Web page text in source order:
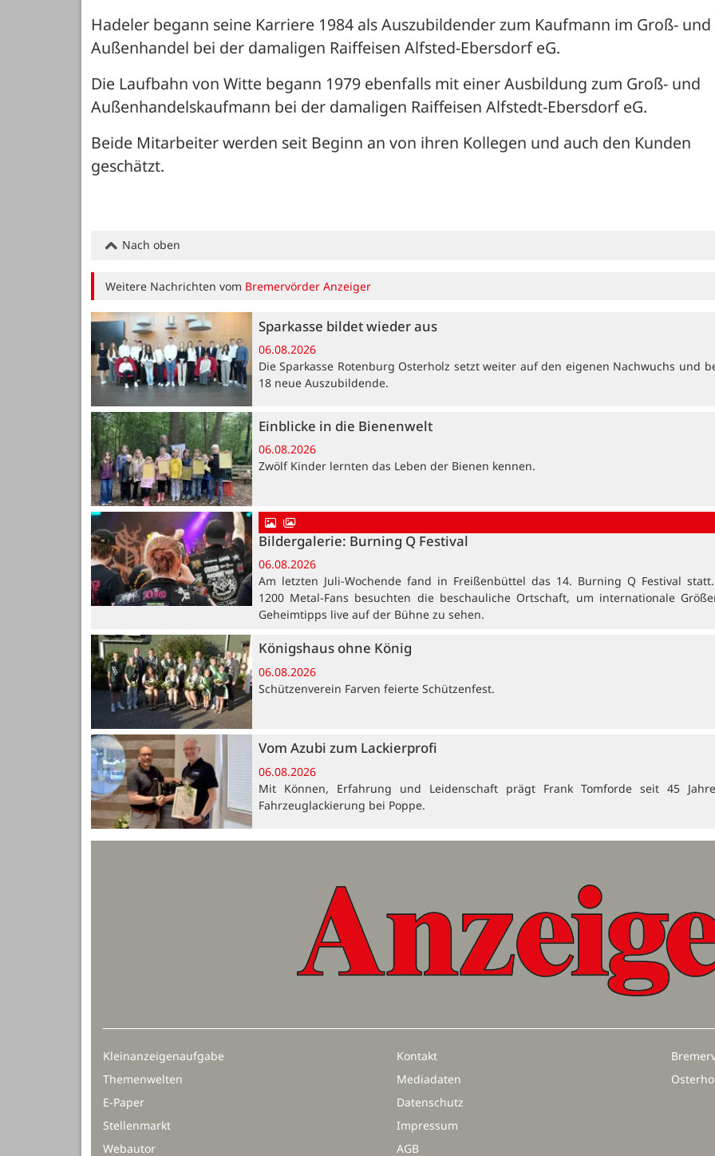
Hadeler begann seine Karriere 1984 als Auszubildender zum Kaufmann im Groß- und
Außenhandel bei der damaligen Raiffeisen Alfsted-Ebersdorf eG.
Die Laufbahn von Witte begann 1979 ebenfalls mit einer Ausbildung zum Groß- und
Außenhandelskaufmann bei der damaligen Raiffeisen Alfstedt-Ebersdorf eG.
Beide Mitarbeiter werden seit Beginn an von ihren Kollegen und auch den Kunden
geschätzt.
Nach oben
Weitere Nachrichten vom Bremervörder Anzeiger
Sparkasse bildet wieder aus
06.08.2026
Die Sparkasse Rotenburg Osterholz setzt weiter auf den eigenen Nachwuchs und
18 neue Auszubildende.
Einblicke in die Bienenwelt
06.08.2026
Zwölf Kinder lernten das Leben der Bienen kennen.
Bildergalerie: Burning Q Festival
06.08.2026
Am letzten Juli-Wochende fand in Freißenbüttel das 14. Burning Q Festival
1200 Metal-Fans besuchten die beschauliche Ortschaft, um internationale
Geheimtipps live auf der Bühne zu sehen.
Königshaus ohne König
06.08.2026
Schützenverein Farven feierte Schützenfest.
Vom Azubi zum Lackierprofi
06.08.2026
Mit Können, Erfahrung und Leidenschaft prägt Frank Tomforde seit 45
Fahrzeuglackierung bei Poppe.
Kleinanzeigenaufgabe
Themenwelten
E-Paper
Stellenmarkt
Webautor
Kontakt
Mediadaten
Datenschutz
Impressum
AGB